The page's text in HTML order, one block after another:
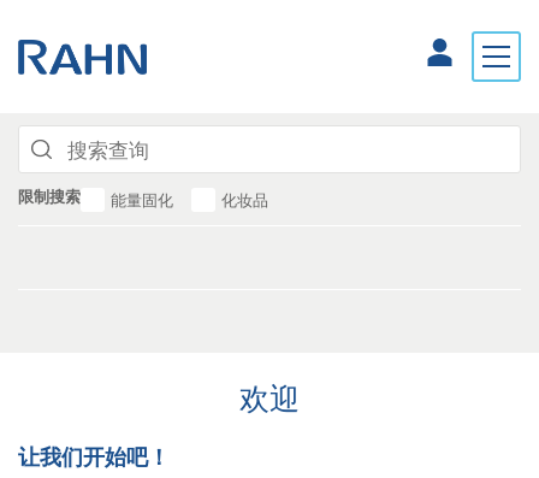
限制搜索 能量固化 化妆品
欢迎
让我们开始吧！